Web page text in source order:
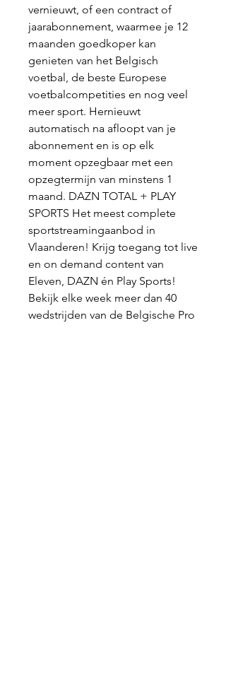
vernieuwt, of een contract of
jaarabonnement, waarmee je 12
maanden goedkoper kan
genieten van het Belgisch
voetbal, de beste Europese
voetbalcompetities en nog veel
meer sport. Hernieuwt
automatisch na afloopt van je
abonnement en is op elk
moment opzegbaar met een
opzegtermijn van minstens 1
maand. DAZN TOTAL + PLAY
SPORTS Het meest complete
sportstreamingaanbod in
Vlaanderen! Krijg toegang tot live
en on demand content van
Eleven, DAZN én Play Sports!
Bekijk elke week meer dan 40
wedstrijden van de Belgische Pro